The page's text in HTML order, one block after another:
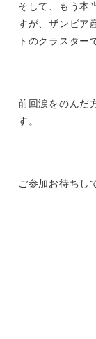
そして、もう本
すが、ザンビア
トのクラスター
前回涙をのんだ
す。
ご参加お待ちし